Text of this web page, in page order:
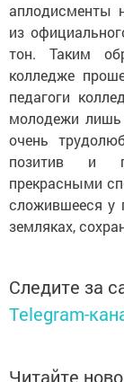
аплодисменты
из
тон. Таким
колледже
педагоги
молодежи
очень
позитив и
прекрасными
сложившееся у
земляках,
Следите за
Telegram-
Читайте